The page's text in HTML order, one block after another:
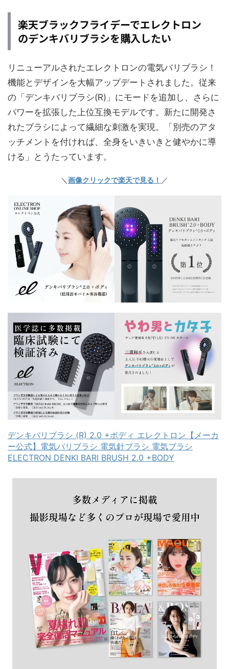
楽天ブラックフライデーでエレクトロン
のデンキバリブラシを購入したい
リニューアルされたエレクトロンの電気バリブラシ！
機能とデザインを大幅アップデートされました。従来
の「デンキバリブラシ(R)」にモードを追加し、さらに
パワーを拡張した上位互換モデルです。新たに開発さ
れたブラシによって繊細な刺激を実現。「別売のアタ
ッチメントを付ければ、全身をいきいきと健やかに導
ける」とうたっています。
＼ 画像クリックで楽天で見る！ ／
デンキバリブラシ (R) 2.0 +ボディ エレクトロン【メーカ
ー公式】電気バリブラシ 電気針ブラシ 電気ブラシ
ELECTRON DENKI BARI BRUSH 2.0 +BODY